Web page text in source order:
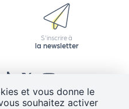
et vous donne le
souhaitez activer
S'inscrire à
la newsletter